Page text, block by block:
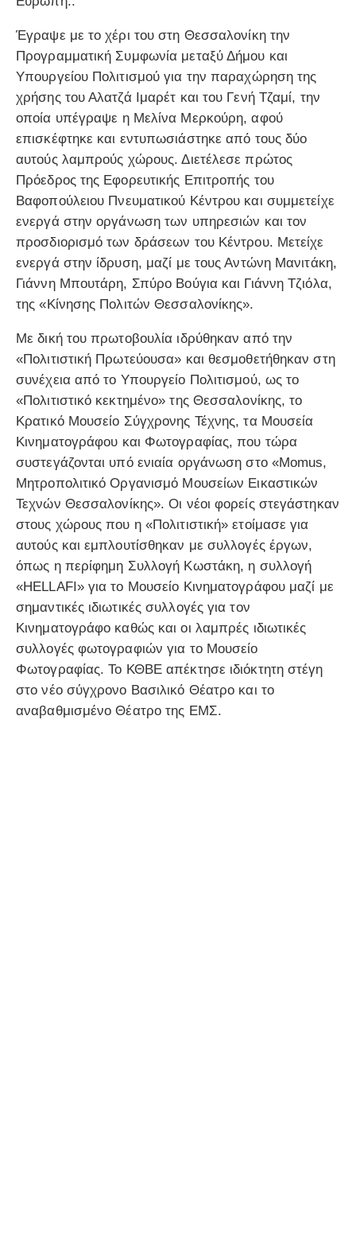
Έγραψε με το χέρι του στη Θεσσαλονίκη την
Προγραμματική Συμφωνία μεταξύ Δήμου και
Υπουργείου Πολιτισμού για την παραχώρηση της
χρήσης του Αλατζά Ιμαρέτ και του Γενή Τζαμί, την
οποία υπέγραψε η Μελίνα Μερκούρη, αφού
επισκέφτηκε και εντυπωσιάστηκε από τους δύο
αυτούς λαμπρούς χώρους. Διετέλεσε πρώτος
Πρόεδρος της Εφορευτικής Επιτροπής του
Βαφοπούλειου Πνευματικού Κέντρου και συμμετείχε
ενεργά στην οργάνωση των υπηρεσιών και τον
προσδιορισμό των δράσεων του Κέντρου. Μετείχε
ενεργά στην ίδρυση, μαζί με τους Αντώνη Μανιτάκη,
Γιάννη Μπουτάρη, Σπύρο Βούγια και Γιάννη Τζιόλα,
της «Κίνησης Πολιτών Θεσσαλονίκης».
Με δική του πρωτοβουλία ιδρύθηκαν από την
«Πολιτιστική Πρωτεύουσα» και θεσμοθετήθηκαν στη
συνέχεια από το Υπουργείο Πολιτισμού, ως το
«Πολιτιστικό κεκτημένο» της Θεσσαλονίκης, το
Κρατικό Μουσείο Σύγχρονης Τέχνης, τα Μουσεία
Κινηματογράφου και Φωτογραφίας, που τώρα
συστεγάζονται υπό ενιαία οργάνωση στο «Momus,
Μητροπολιτικό Οργανισμό Μουσείων Εικαστικών
Τεχνών Θεσσαλονίκης». Οι νέοι φορείς στεγάστηκαν
στους χώρους που η «Πολιτιστική» ετοίμασε για
αυτούς και εμπλουτίσθηκαν με συλλογές έργων,
όπως η περίφημη Συλλογή Κωστάκη, η συλλογή
«HELLAFI» για το Μουσείο Κινηματογράφου μαζί με
σημαντικές ιδιωτικές συλλογές για τον
Κινηματογράφο καθώς και οι λαμπρές ιδιωτικές
συλλογές φωτογραφιών για το Μουσείο
Φωτογραφίας. Το ΚΘΒΕ απέκτησε ιδιόκτητη στέγη
στο νέο σύγχρονο Βασιλικό Θέατρο και το
αναβαθμισμένο Θέατρο της ΕΜΣ.